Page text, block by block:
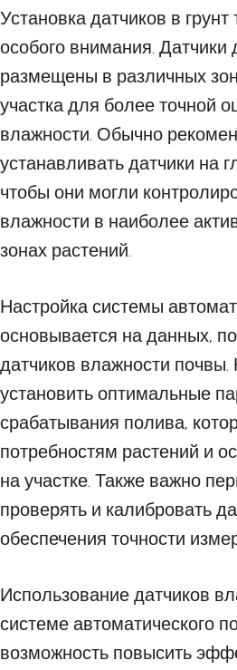
Установка датчиков в грунт
особого внимания.
размещены в различных
участка для более точной
влажности. Обычно
устанавливать датчики на
чтобы они могли
влажности в наиболее
зонах растений.
Настройка системы
основывается на данных,
датчиков влажности
установить оптимальные
срабатывания полива,
потребностям растений и
на участке. Также важно
проверять и калибровать
обеспечения точности
Использование датчиков
системе автоматического
возможность повысить